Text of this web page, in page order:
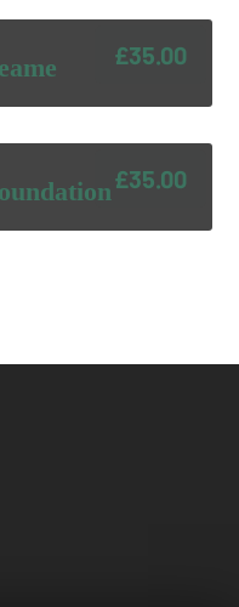
£35.00
£35.00